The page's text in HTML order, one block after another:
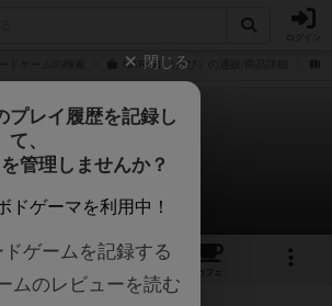
NARABI（並び）の通販/商品詳細
並び
うらまこさんのレビュー
2
カフェ
閉じる
プレイ履歴を記録し
て、
管理しませんか？
ドゲーマを利用中！
ゲームを記録する
ムのレビューを読む